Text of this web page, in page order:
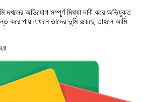
দখলের অভিযোগ সম্পূর্ণ মিথ্যা দাবী করে অভিযুক্ত
করে পায় এখানে তাদের ভূমি রয়েছে তাহলে আমি